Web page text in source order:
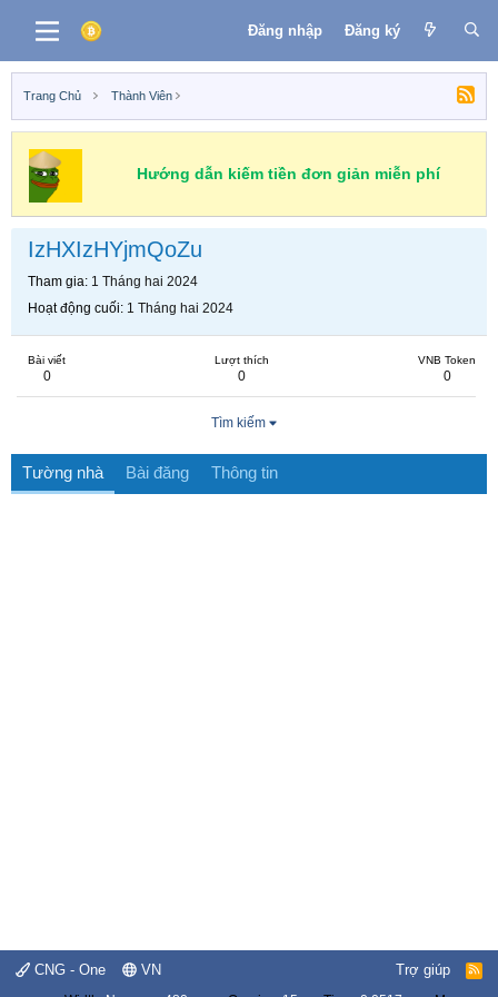
Đăng nhập Đăng ký
Trang Chủ Thành Viên
Hướng dẫn kiếm tiền đơn giản miễn phí
IzHXIzHYjmQoZu
Tham gia 1 Tháng hai 2024
Hoạt động cuối 1 Tháng hai 2024
Bài viết
0
Lượt thích
0
VNB Token
0
Tìm kiếm
Tường nhà Bài đăng Thông tin
CNG - One VN Trợ giúp
R